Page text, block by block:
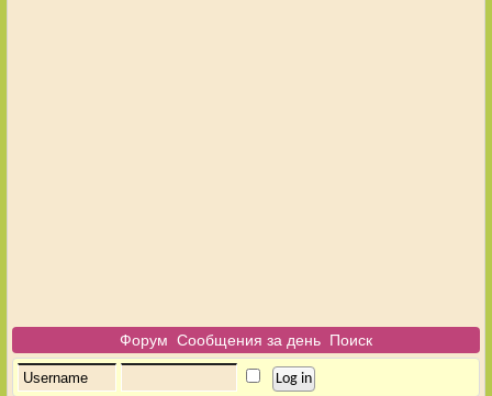
Форум Сообщения за день Поиск